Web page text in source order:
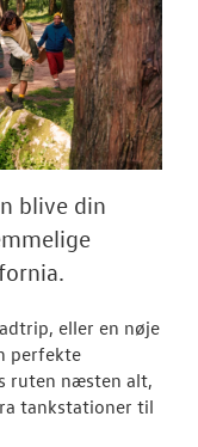
RESERVEDELE
NYHEDER
Tilmeld
Tilmeld dig
Danmarks
OM OS
JOB OG
blive din
eller en nøje
perfekte
ruten næsten alt,
tankstationer til